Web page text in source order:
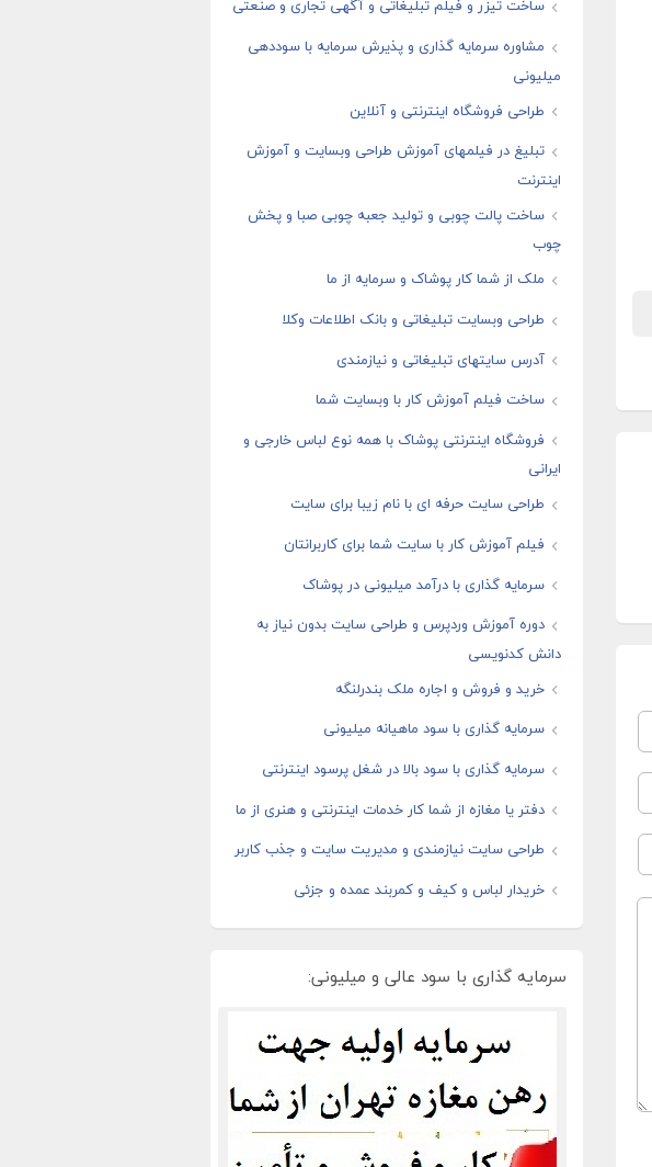
ساخت تیزر و فیلم تبلیغاتی و آگهی تجاری و صنعتی
مشاوره سرمایه گذاری و پذیرش سرمایه با سوددهی
میلیونی
طراحی فروشگاه اینترنتی و آنلاین
تبلیغ در فیلمهای آموزش طراحی وبسایت و آموزش
اینترنت
ساخت پالت چوبی و تولید جعبه چوبی صبا و پخش
چوب
ملک از شما کار پوشاک و سرمایه از ما
طراحی وبسایت تبلیغاتی و بانک اطلاعات وکلا
آدرس سایتهای تبلیغاتی و نیازمندی
ساخت فیلم آموزش کار با وبسایت شما
فروشگاه اینترنتی پوشاک با همه نوع لباس خارجی و
ایرانی
طراحی سایت حرفه ای با نام زیبا برای سایت
فیلم آموزش کار با سایت شما برای کاربرانتان
سرمایه گذاری با درآمد میلیونی در پوشاک
دوره آموزش وردپرس و طراحی سایت بدون نیاز به
دانش کدنویسی
خرید و فروش و اجاره ملک بندرلنگه
سرمایه گذاری با سود ماهیانه میلیونی
سرمایه گذاری با سود بالا در شغل پرسود اینترنتی
دفتر یا مغازه از شما کار خدمات اینترنتی و هنری از ما
طراحی سایت نیازمندی و مدیریت سایت و جذب کاربر
خریدار لباس و کیف و کمربند عمده و جزئی
سرمایه گذاری با سود عالی و میلیونی: